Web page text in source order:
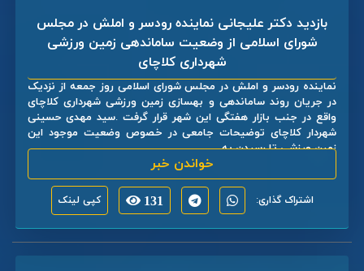
بازدید دکتر علیجانی نماینده رودسر و املش در مجلس
شورای اسلامی از وضعیت ساماندهی زمین ورزشی
شهرداری کلاچای
نماینده رودسر و املش در مجلس شورای اسلامی روز جمعه از نزدیک
در جریان روند ساماندهی و بهسازی زمین ورزشی شهرداری کلاچای
واقع در جنب بازار هفتگی این شهر قرار گرفت .سید مهدی حسینی
شهردار کلاچای توضیحات جامعی در خصوص وضعیت موجود این
زمین ورزشی تا رسیدن به ...
خواندن خبر
اشتراک گذاری: 131 کپی لینک